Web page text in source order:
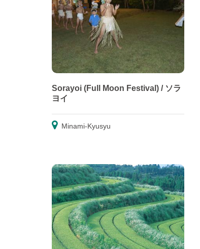
Sorayoi (Full Moon Festival) / ソラ
ヨイ
Minami-Kyusyu